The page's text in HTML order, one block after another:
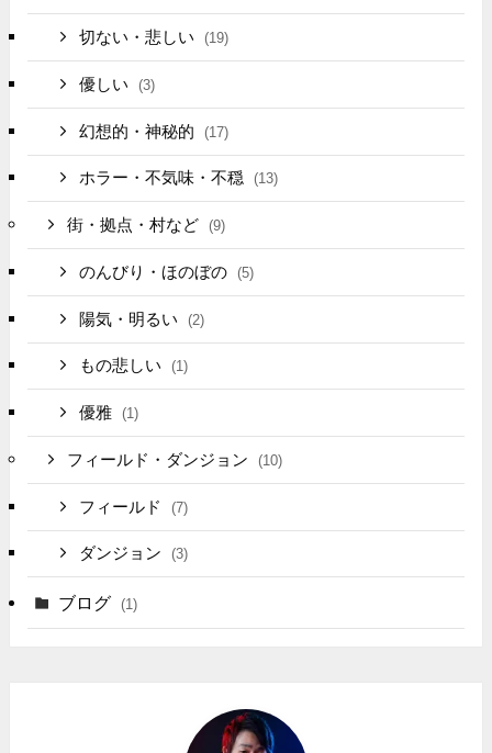
切ない・悲しい (19)
優しい (3)
幻想的・神秘的 (17)
ホラー・不気味・不穏 (13)
街・拠点・村など (9)
のんびり・ほのぼの (5)
陽気・明るい (2)
もの悲しい (1)
優雅 (1)
フィールド・ダンジョン (10)
フィールド (7)
ダンジョン (3)
ブログ (1)